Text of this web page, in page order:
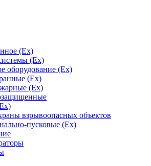
(Ex)
(Ex)
оборудование (Ex)
(Ex)
(Ex)
взрывоопасных объектов
пусковые (Ex)